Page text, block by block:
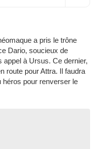
a pris le trône
Dario, soucieux de
appel à Ursus. Ce dernier,
route pour Attra. Il faudra
héros pour renverser le